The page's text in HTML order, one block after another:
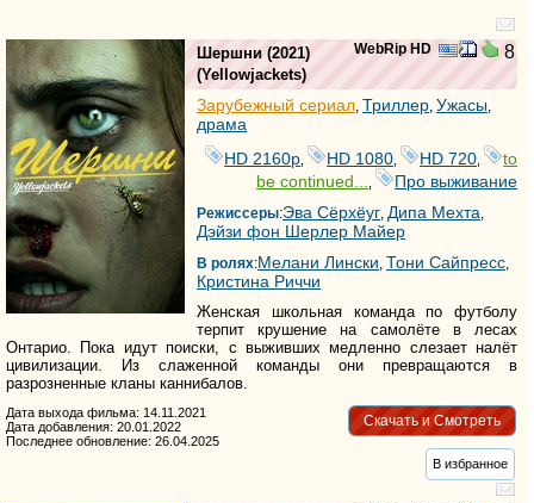
WebRip HD 8
Шершни (2021)
(Yellowjackets)
Зарубежный сериал, Триллер, Ужасы,
драма
HD 2160р
HD 1080 HD 720
to
be continued...
Про выживание
Режиссеры:Эва Сёрхёуг, Дипа Мехта,
Дэйзи фон Шерлер Майер
В ролях:Мелани Лински, Тони Сайпресс,
Кристина Риччи
Женская школьная команда по футболу
терпит крушение на самолёте в лесах
Онтарио. Пока идут поиски, с выживших медленно слезает налёт
цивилизации. Из слаженной команды они превращаются в
разрозненные кланы каннибалов.
Скачать и Смотреть
Дата выхода фильма: 14.11.2021
Дата добавления: 20.01.2022
Последнее обновление: 26.04.2025
В избранное